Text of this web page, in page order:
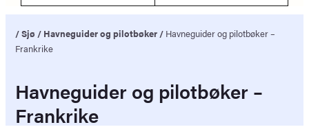
s
e
a
h
/Sjø / Havneguider og pilotbøker / Havneguider og pilotbøker –
Frankrike
Havneguider og pilotbøker –
Frankrike